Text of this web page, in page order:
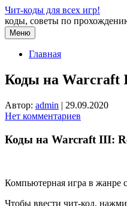
Перейти
к
содержимому
Чит-коды для всех игр!
коды, советы по
Меню
Главная
Коды на Warcraft
Автор: admin | 29.09.2020
Нет комментариев
Коды на Warcraft III:
Компьютерная игра в жанре
Чтобы ввести чит-код,